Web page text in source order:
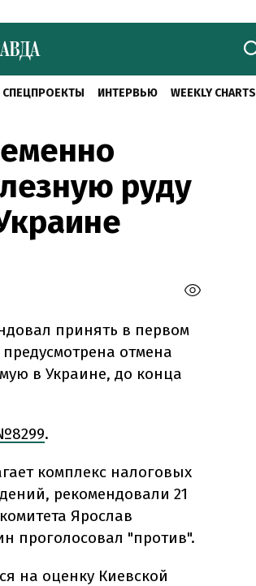
СПЕЦПРОЕКТЫ ИНТЕРВЬЮ WEEKLY CHARTS
руду
принять в первом
отмена
в Украине, до конца
.
комплекс налоговых
рекомендовали 21
Ярослав
проголосовал "против".
на оценку Киевской